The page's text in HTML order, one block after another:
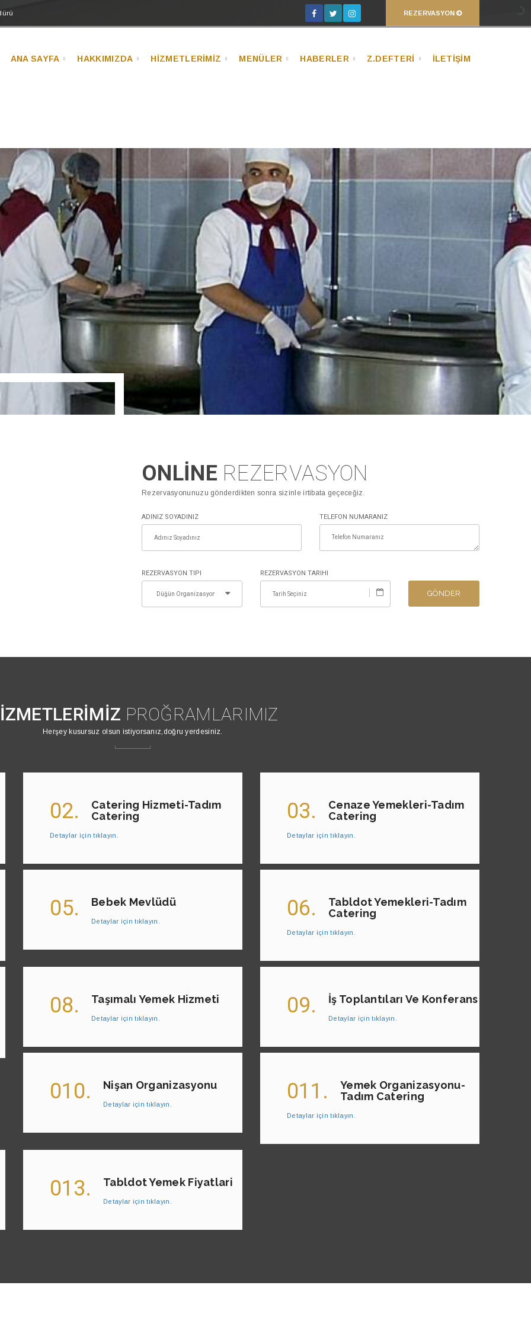
REZERVASYON
ANA SAYFA HAKKIMIZDA HİZMETLERİMİZ MENÜLER HABERLER Z.DEFTERİ İLETİŞİM
ONLİNE REZERVASYON
Rezervasyonunuzu gönderdikten sonra sizinle irtibata geçeceğiz.
ADINIZ SOYADINIZ TELEFON NUMARANIZ
REZERVASYON TIPI REZERVASYON TARIHI
GÖNDER
PROĞRAMLARIMIZ
Herşey kusursuz olsun istiyorsanız,doğru yerdesiniz.
02.
Catering Hizmeti-Tadım
Catering
Detaylar için tıklayın.
03.
Cenaze Yemekleri-Tadım
Catering
Detaylar için tıklayın.
05. Bebek Mevlüdü
Detaylar için tıklayın.
06.
Tabldot Yemekleri-Tadım
Catering
Detaylar için tıklayın.
08. Taşımalı Yemek Hizmeti
Detaylar için tıklayın.
09. İş Toplantıları Ve Konferans
Detaylar için tıklayın.
010. Nişan Organizasyonu
Detaylar için tıklayın.
011.
Yemek Organizasyonu-
Tadım Catering
Detaylar için tıklayın.
013. Tabldot Yemek Fiyatlari
Detaylar için tıklayın.